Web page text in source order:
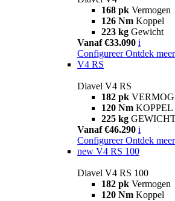
168 pk Vermogen
126 Nm Koppel
223 kg Gewicht
Vanaf €33.090 i
Configureer Ontdek meer
V4 RS
Diavel V4 RS
182 pk
120 Nm KOPPEL
225 kg
Vanaf €46.290 i
Configureer Ontdek meer
new V4 RS 100
Diavel V4 RS 100
182 pk Vermogen
120 Nm Koppel